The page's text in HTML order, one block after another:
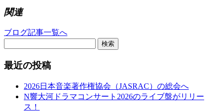
関連
ブログ記事一覧へ
検索
最近の投稿
2026日本音楽著作権協会（JASRAC）の総会へ
N響大河ドラマコンサート2026のライブ盤がリリー
ス！